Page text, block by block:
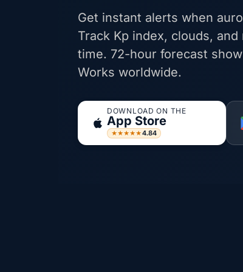
Get instant alerts when
Track Kp index, clouds,
time. 72-hour forecast
Works worldwide.
DOWNLOAD ON THE
App Store
★★★★★4.84